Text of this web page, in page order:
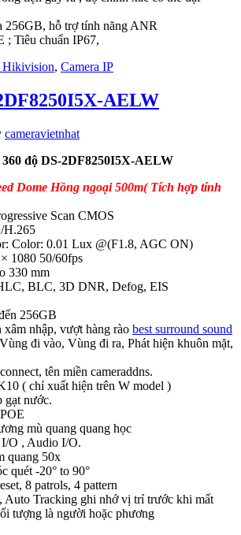
256GB, hỗ trợ tính năng ANR
; Tiêu chuẩn IP67,
Hikivision, Camera IP
AELW
cameravietnhat
độ DS-2DF8250I5X-AELW
Dome Hồng ngoại 500m( Tích hợp tính
Scan CMOS
H.265
Color: 0.01 Lux @(F1.8, AGC ON)
1080 50/60fps
330 mm
BLC, 3D DNR, Defog, EIS
256GB
nhập, vượt hàng rào best surround sound
đi vào, Vùng đi ra, Phát hiện khuôn mặt,
tên miền cameraddns.
( chỉ xuất hiện trên W model )
gạt nước.
mù quang quang học
O , Audio I/O.
quang 50x
quét -20° to 90°
8 patrols, 4 pattern
Auto Tracking ghi nhớ vị trí trước khi mất
tượng là người hoặc phương